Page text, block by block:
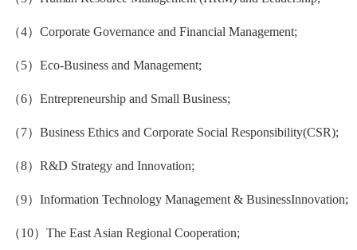
（4）Corporate Governance and Financial Management;
（5）Eco-Business and Management;
（6）Entrepreneurship and Small Business;
（7）Business Ethics and Corporate Social Responsibility(CSR);
（8）R&D Strategy and Innovation;
（9）Information Technology Management & BusinessInnovation;
（10）The East Asian Regional Cooperation;